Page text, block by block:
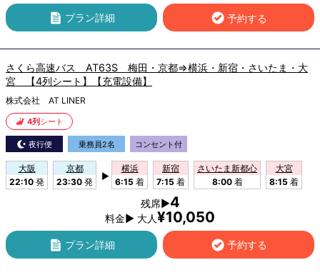
プラン詳細 予約する
さくら高速バス AT63S 梅田・京都⇒横浜・新宿・さいたま・大
宮 【4列シート】【充電設備】
株式会社 AT LINER
4列 シート
夜行便 乗務員2名 コンセント付
大阪
22:10 発
京都
23:30 発
▶
横浜
6:15 着
新宿
7:15 着
さいたま新都心
8:00着
大宮
8:15 着
残席▶4
料金▶ 大人¥10,050
プラン詳細 予約する